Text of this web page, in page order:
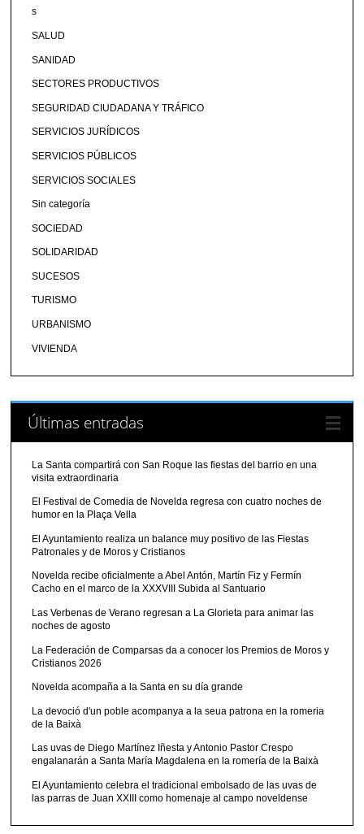
s
SALUD
SANIDAD
SECTORES PRODUCTIVOS
SEGURIDAD CIUDADANA Y TRÁFICO
SERVICIOS JURÍDICOS
SERVICIOS PÚBLICOS
SERVICIOS SOCIALES
Sin categoría
SOCIEDAD
SOLIDARIDAD
SUCESOS
TURISMO
URBANISMO
VIVIENDA
Últimas entradas
La Santa compartirá con San Roque las fiestas del barrio en una
visita extraordinaria
El Festival de Comedia de Novelda regresa con cuatro noches de
humor en la Plaça Vella
El Ayuntamiento realiza un balance muy positivo de las Fiestas
Patronales y de Moros y Cristianos
Novelda recibe oficialmente a Abel Antón, Martín Fiz y Fermín
Cacho en el marco de la XXXVIII Subida al Santuario
Las Verbenas de Verano regresan a La Glorieta para animar las
noches de agosto
La Federación de Comparsas da a conocer los Premios de Moros y
Cristianos 2026
Novelda acompaña a la Santa en su día grande
La devoció d'un poble acompanya a la seua patrona en la romeria
de la Baixà
Las uvas de Diego Martínez Iñesta y Antonio Pastor Crespo
engalanarán a Santa María Magdalena en la romería de la Baixà
El Ayuntamiento celebra el tradicional embolsado de las uvas de
las parras de Juan XXIII como homenaje al campo noveldense